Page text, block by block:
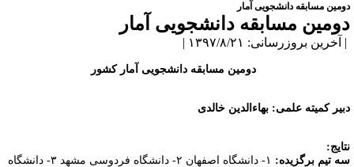
مسابقه دانشجویی آمار
مسابقه دانشجویی آمار
بروزرسانی: ۱۳۹۷/۸/۲۱ |
دومین مسابقه دانشجویی آمار کشور
کمیته علمی: بهاء‌الدین خالدی
:
تیم برگزیده:
۱- دانشگاه اصفهان ۲- دانشگاه فردوسی مشهد ۳- دانشگاه